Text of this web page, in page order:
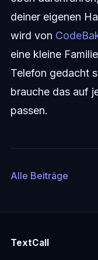
deiner eigenen
wird von
eine kleine
Telefon gedacht
brauche das auf
passen.
Alle Beiträge
TextCall